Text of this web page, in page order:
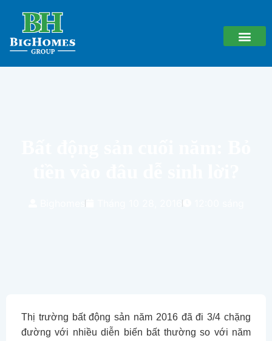
Thị trường bất động sản năm 2016 đã đi 3/4 chặng
đường với nhiều diễn biến bất thường so với năm